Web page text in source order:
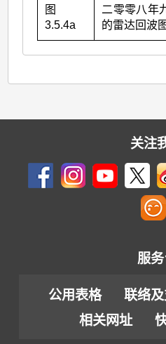
图
3.5.4a
二零零八年
的雷达回波
关注
服
公用表格 联络
相关网址